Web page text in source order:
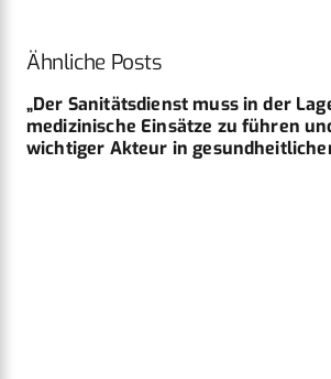
Ähnliche Posts
„Der Sanitätsdienst muss in der
medizinische Einsätze zu führen
wichtiger Akteur in